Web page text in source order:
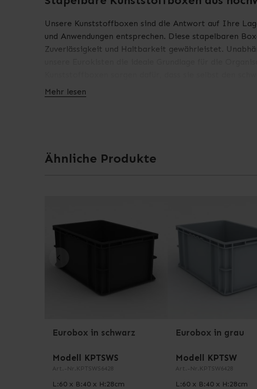
Unsere Kunststoffboxen sind die Antwort auf Ihre
und Anwendungen entsprechen. Diese stapelbaren
Zuverlässigkeit und Haltbarkeit gewährleistet.
die Lagerhaltung.
gerecht werden. Sie sind aus widerstandsfähigem
vielseitigen Kunststoffboxen können für die
Mehr lesen
Ähnliche Produkte
Eurobox in schwarz
Modell KPTSWS
Art.-Nr. KPTSWS6428
L:60 x B:40 x H:28cm
Eurobox in grau
Modell KPTSW
Art.-Nr. KPTSW6428
L:60 x B:40 x H:28cm